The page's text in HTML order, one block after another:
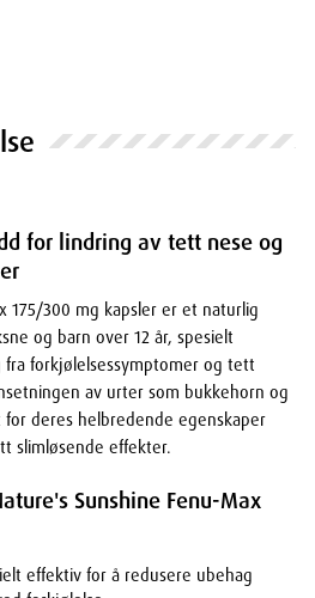
for lindring av tett nese og
175/300 mg kapsler er et naturlig
og barn over 12 år, spesielt
forkjølelsessymptomer og tett
av urter som bukkehorn og
deres helbredende egenskaper
slimløsende effekter.
Sunshine Fenu-Max
effektiv for å redusere ubehag